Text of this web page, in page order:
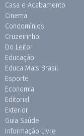
Casa e Acabamento
Cinema
Condomínios
Cruzeirinho
Do Leitor
Educação
Educa Mais Brasil
Esporte
Economia
Editorial
Exterior
Guia Saúde
Informação Livre